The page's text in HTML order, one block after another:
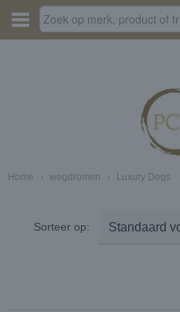
Home › wegdromen › Luxury Dogs
Sorteer op: